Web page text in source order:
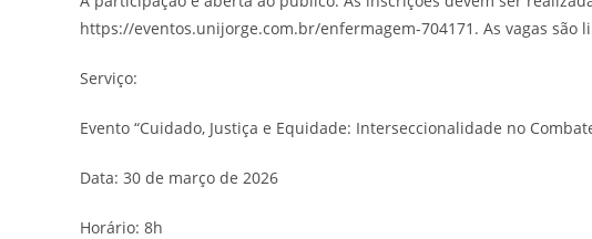
https://eventos.unijorge.com.br/enfermagem-704171. As vagas são
Serviço:
Evento “Cuidado, Justiça e Equidade: Interseccionalidade no
Data: 30 de março de 2026
Horário: 8h